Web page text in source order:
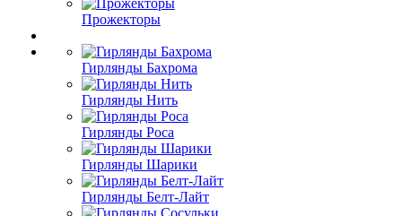
Прожекторы
Гирлянды Бахрома
Гирлянды Нить
Гирлянды Роса
Гирлянды Шарики
Гирлянды Белт-Лайт